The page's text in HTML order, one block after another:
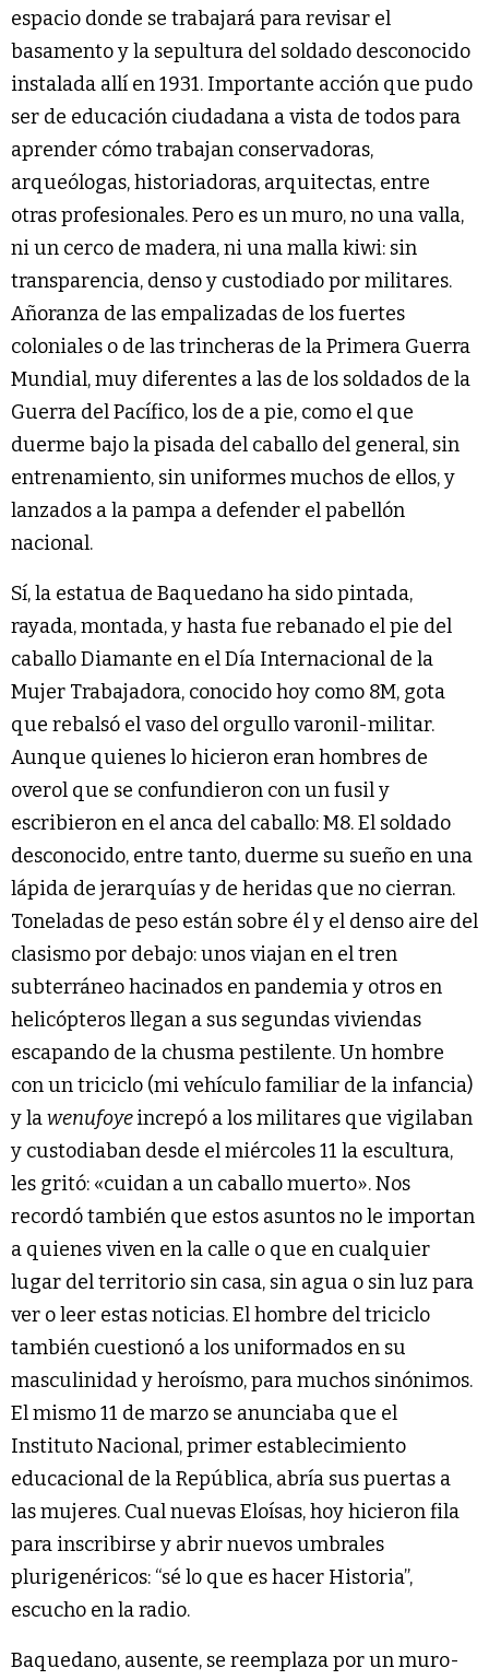
espacio donde se trabajará para revisar el
basamento y la sepultura del soldado desconocido
instalada allí en 1931. Importante acción que pudo
ser de educación ciudadana a vista de todos para
aprender cómo trabajan conservadoras,
arqueólogas, historiadoras, arquitectas, entre
otras profesionales. Pero es un muro, no una valla,
ni un cerco de madera, ni una malla kiwi: sin
transparencia, denso y custodiado por militares.
Añoranza de las empalizadas de los fuertes
coloniales o de las trincheras de la Primera Guerra
Mundial, muy diferentes a las de los soldados de la
Guerra del Pacífico, los de a pie, como el que
duerme bajo la pisada del caballo del general, sin
entrenamiento, sin uniformes muchos de ellos, y
lanzados a la pampa a defender el pabellón
nacional.
Sí, la estatua de Baquedano ha sido pintada,
rayada, montada, y hasta fue rebanado el pie del
caballo Diamante en el Día Internacional de la
Mujer Trabajadora, conocido hoy como 8M, gota
que rebalsó el vaso del orgullo varonil-militar.
Aunque quienes lo hicieron eran hombres de
overol que se confundieron con un fusil y
escribieron en el anca del caballo: M8. El soldado
desconocido, entre tanto, duerme su sueño en una
lápida de jerarquías y de heridas que no cierran.
Toneladas de peso están sobre él y el denso aire del
clasismo por debajo: unos viajan en el tren
subterráneo hacinados en pandemia y otros en
helicópteros llegan a sus segundas viviendas
escapando de la chusma pestilente. Un hombre
con un triciclo (mi vehículo familiar de la infancia)
y lawenufoyeincrepó a los militares que vigilaban
y custodiaban desde el miércoles 11 la escultura,
les gritó: «cuidan a un caballo muerto». Nos
recordó también que estos asuntos no le importan
a quienes viven en la calle o que en cualquier
lugar del territorio sin casa, sin agua o sin luz para
ver o leer estas noticias. El hombre del triciclo
también cuestionó a los uniformados en su
masculinidad y heroísmo, para muchos sinónimos.
El mismo 11 de marzo se anunciaba que el
Instituto Nacional, primer establecimiento
educacional de la República, abría sus puertas a
las mujeres. Cual nuevas Eloísas, hoy hicieron fila
para inscribirse y abrir nuevos umbrales
plurigenéricos: “sé lo que es hacer Historia”,
escucho en la radio.
Baquedano, ausente, se reemplaza por un muro-